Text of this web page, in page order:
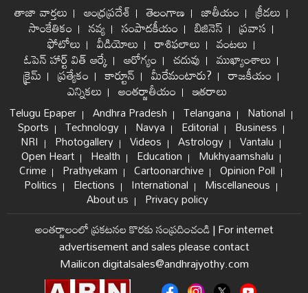
తాజా వార్తలు ఆంధ్రప్రదేశ్ తెలంగాణ జాతీయం క్రీడలు
సాంకేతికం నవ్య సంపాదకీయం బిజినెస్ ప్రవాస
ఫోటోలు వీడియోలు రాశిఫలాలు వంటలు
ఓపెన్ హార్ట్ విత్ ఆర్కే ఆరోగ్యం చదువు ముఖ్యాంశాలు
క్రైమ్ ప్రత్యేకం కార్టూన్ మీరేమంటారు? రాజకీయం
ఎన్నికలు అంతర్జాతీయం ఇతరాలు
Telugu Epaper Andhra Pradesh Telangana National
Sports Technology Navya Editorial Business
NRI Photogallery Videos Astrology Vantalu
Open Heart Health Education Mukhyaamshalu
Crime Prathyekam Cartoonarchive Opinion Poll
Politics Elections International Miscellaneous
About us Privacy policy
అంతర్జాలంలో ప్రకటనల కొరకు సంప్రదించండి|For internet
advertisement and sales please contact
Mailicon digitalsales@andhrajyothy.com